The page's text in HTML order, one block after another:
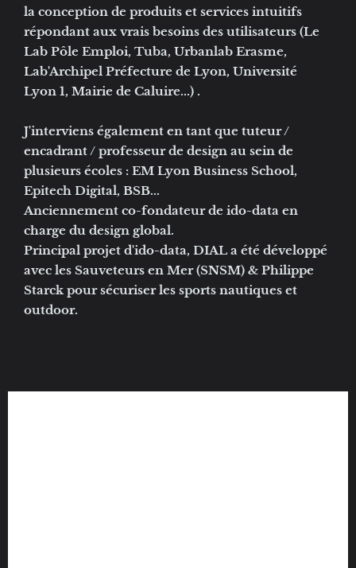
la conception de produits et services intuitifs
répondant aux vrais besoins des utilisateurs (Le
Lab Pôle Emploi, Tuba, Urbanlab Erasme,
Lab'Archipel Préfecture de Lyon, Université
Lyon 1, Mairie de Caluire...) .
J'interviens également en tant que tuteur /
encadrant / professeur de design au sein de
plusieurs écoles : EM Lyon Business School,
Epitech Digital, BSB...
Anciennement co-fondateur de ido-data en
charge du design global.
Principal projet d'ido-data, DIAL a été développé
avec les Sauveteurs en Mer (SNSM) & Philippe
Starck pour sécuriser les sports nautiques et
outdoor.